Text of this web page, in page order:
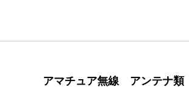
アマチュア無線 アンテナ類